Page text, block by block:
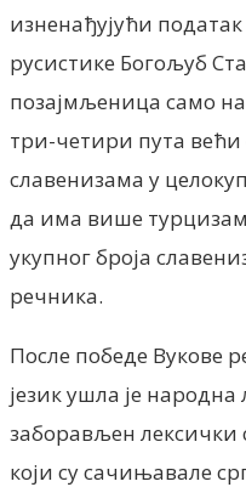
изненађујући
русистике Богољуб
позајмљеница само
три-четири пута већи
славенизама у
да има више
укупног броја
речника.
После победе Вукове
језик ушла је народна
заборављен лексички
који су сачињавале